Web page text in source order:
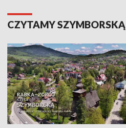
CZYTAMY SZYMBORSKĄ